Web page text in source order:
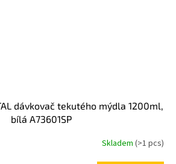
dávkovač tekutého mýdla 1200ml,
bílá A73601SP
Skladem (>1 pcs)